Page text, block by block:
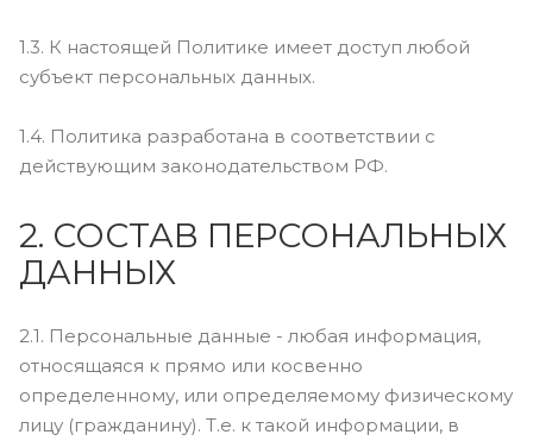
1.3. К настоящей Политике имеет доступ любой
субъект персональных данных.
1.4. Политика разработана в соответствии с
действующим законодательством РФ.
2. СОСТАВ ПЕРСОНАЛЬНЫХ
ДАННЫХ
2.1. Персональные данные - любая информация,
относящаяся к прямо или косвенно
определенному, или определяемому физическому
лицу (гражданину). Т.е. к такой информации, в